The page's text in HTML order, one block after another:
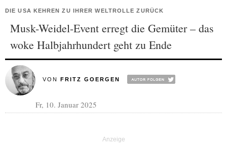
DIE USA KEHREN ZU IHRER WELTROLLE ZURÜCK
Musk-Weidel-Event erregt die Gemüter – das
woke Halbjahrhundert geht zu Ende
VON FRITZ GOERGEN
Fr, 10. Januar 2025